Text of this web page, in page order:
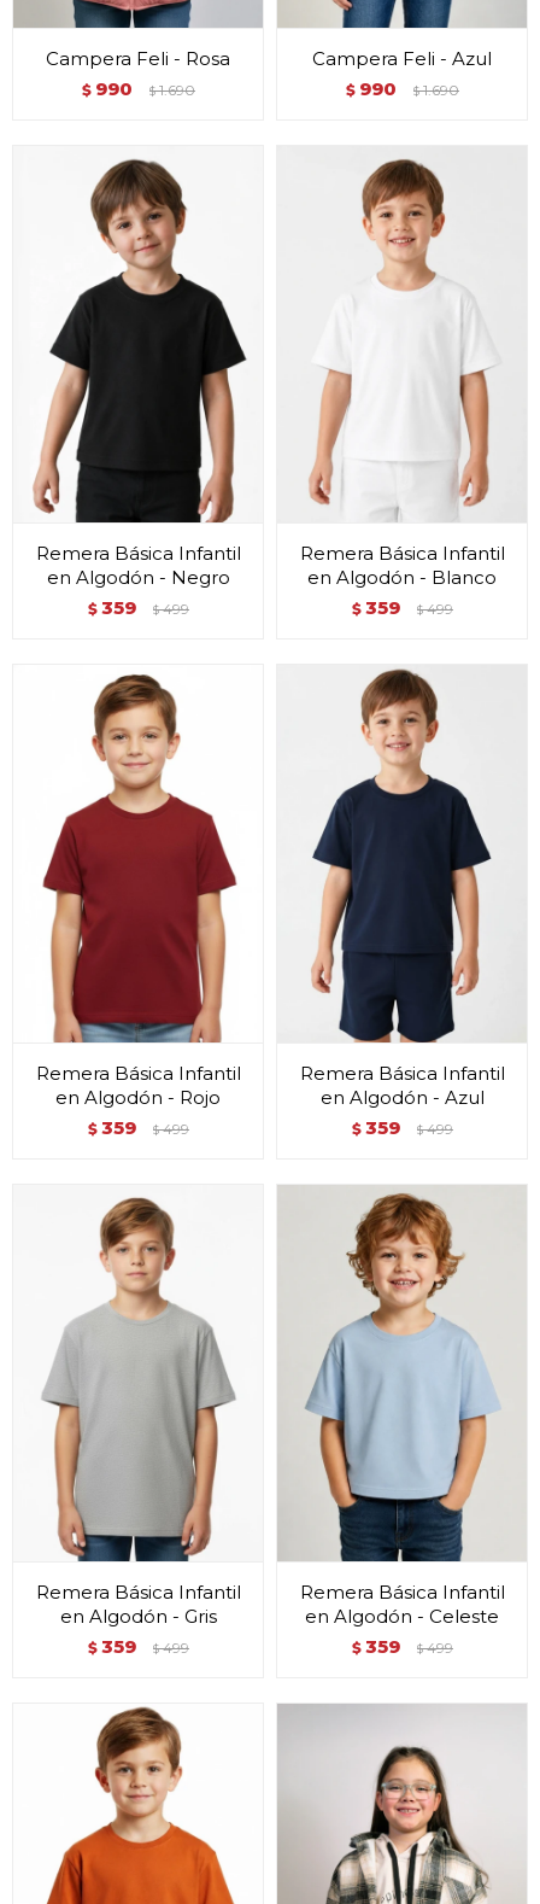
Campera Feli - Rosa
$ 990 $ 1.690
Campera Feli - Azul
$ 990 $ 1.690
Remera Básica Infantil
en Algodón - Negro
$ 359 $ 499
Remera Básica Infantil
en Algodón - Blanco
$ 359 $ 499
Remera Básica Infantil
en Algodón - Rojo
$ 359 $ 499
Remera Básica Infantil
en Algodón - Azul
$ 359 $ 499
Remera Básica Infantil
en Algodón - Gris
$ 359 $ 499
Remera Básica Infantil
en Algodón - Celeste
$ 359 $ 499